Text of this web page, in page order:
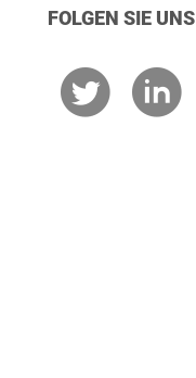
FOLGEN SIE UNS